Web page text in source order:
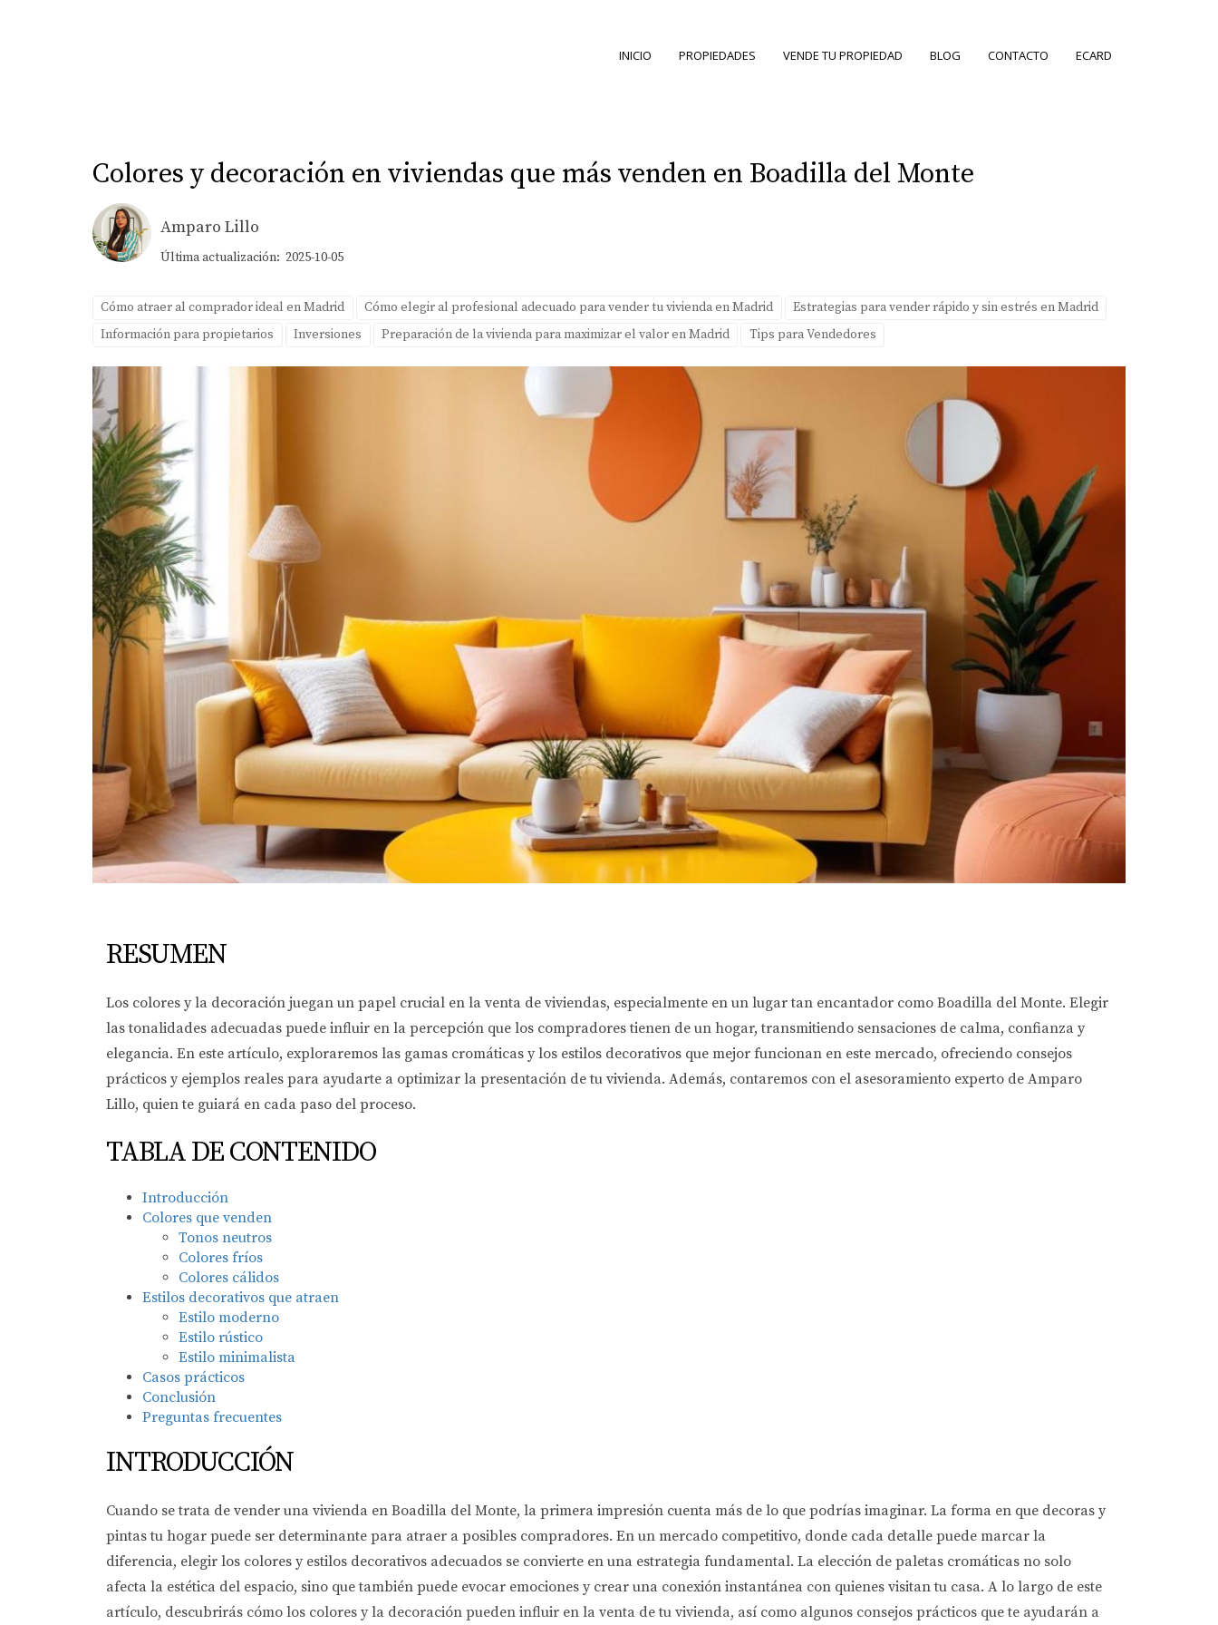
INICIO PROPIEDADES VENDE TU PROPIEDAD BLOG CONTACTO ECARD
Colores y decoración en viviendas que más venden en Boadilla del Monte
Amparo Lillo
Última actualización: 2025-10-05
Cómo atraer al comprador ideal en Madrid Cómo elegir al profesional adecuado para vender tu vivienda en Madrid
Estrategias para vender rápido y sin estrés en Madrid
Información para propietarios
Inversiones Preparación de la vivienda para maximizar el valor en Madrid Tips para Vendedores
RESUMEN
Los colores y la decoración juegan un papel crucial en la venta de viviendas, especialmente en un lugar tan encantador como Boadilla del Monte. Elegir
las tonalidades adecuadas puede influir en la percepción que los compradores tienen de un hogar, transmitiendo sensaciones de calma, confianza y
elegancia. En este artículo, exploraremos las gamas cromáticas y los estilos decorativos que mejor funcionan en este mercado, ofreciendo consejos
prácticos y ejemplos reales para ayudarte a optimizar la presentación de tu vivienda. Además, contaremos con el asesoramiento experto de Amparo
Lillo, quien te guiará en cada paso del proceso.
TABLA DE CONTENIDO
Introducción
Colores que venden
Tonos neutros
Colores fríos
Colores cálidos
Estilos decorativos que atraen
Estilo moderno
Estilo rústico
Estilo minimalista
Casos prácticos
Conclusión
Preguntas frecuentes
INTRODUCCIÓN
Cuando se trata de vender una vivienda en Boadilla del Monte, la primera impresión cuenta más de lo que podrías imaginar. La forma en que decoras y
pintas tu hogar puede ser determinante para atraer a posibles compradores. En un mercado competitivo, donde cada detalle puede marcar la
diferencia, elegir los colores y estilos decorativos adecuados se convierte en una estrategia fundamental. La elección de paletas cromáticas no solo
afecta la estética del espacio, sino que también puede evocar emociones y crear una conexión instantánea con quienes visitan tu casa. A lo largo de este
artículo, descubrirás cómo los colores y la decoración pueden influir en la venta de tu vivienda, así como algunos consejos prácticos que te ayudarán a